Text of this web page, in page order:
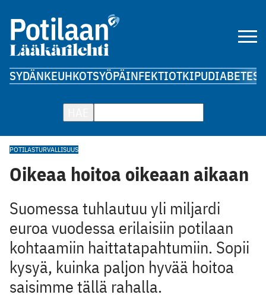
SYDÄNKEUHKOTSYÖPÄINFEKTIOTKIPUDIABETES
POTILASTURVALLISUUS
Oikeaa hoitoa oikeaan aikaan
Suomessa tuhlautuu yli miljardi
euroa vuodessa erilaisiin potilaan
kohtaamiin haittatapahtumiin. Sopii
kysyä, kuinka paljon hyvää hoitoa
saisimme tällä rahalla.